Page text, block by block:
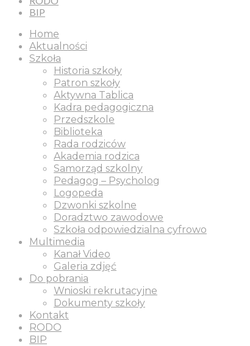
BIP
Home
Aktualności
Szkoła
Historia szkoły
Patron szkoły
Aktywna Tablica
Kadra pedagogiczna
Przedszkole
Biblioteka
Rada rodziców
Akademia rodzica
Samorząd szkolny
Pedagog – Psycholog
Logopeda
Dzwonki szkolne
Doradztwo zawodowe
Szkoła odpowiedzialna cyfrowo
Multimedia
Kanał Video
Galeria zdjęć
Do pobrania
Wnioski rekrutacyjne
Dokumenty szkoły
Kontakt
RODO
BIP